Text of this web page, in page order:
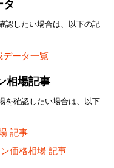
認したい場合は、以下の記
データ一覧
相場記事
を確認したい場合は、以下
記事
価格相場 記事